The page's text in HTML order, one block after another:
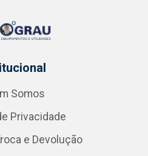
Somos
Privacidade
e Devolução